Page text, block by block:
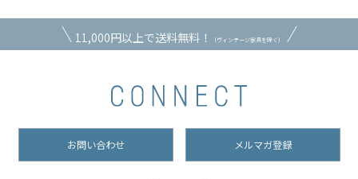
11,000円以上で送料無料！ （ヴィンテージ家具を除く）
お問い合わせ メルマガ登録